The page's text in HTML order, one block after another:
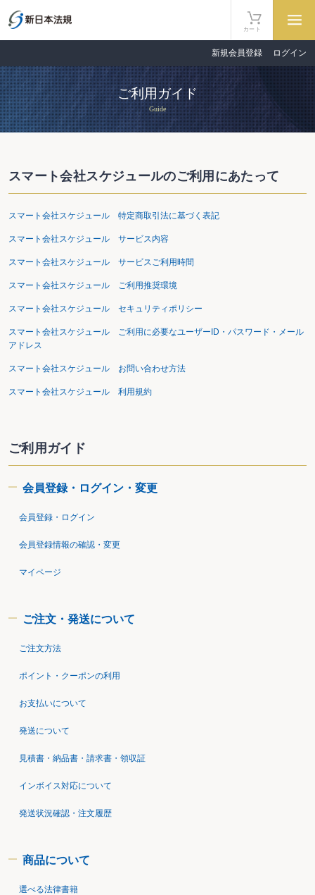
カート
新規会員登録 ログイン
ご利用ガイド
Guide
スマート会社スケジュールのご利用にあたって
スマート会社スケジュール 特定商取引法に基づく表記
スマート会社スケジュール サービス内容
スマート会社スケジュール サービスご利用時間
スマート会社スケジュール ご利用推奨環境
スマート会社スケジュール セキュリティポリシー
スマート会社スケジュール ご利用に必要なユーザーID・パスワード・メール
アドレス
スマート会社スケジュール お問い合わせ方法
スマート会社スケジュール 利用規約
ご利用ガイド
会員登録・ログイン・変更
会員登録・ログイン
会員登録情報の確認・変更
マイページ
ご注文・発送について
ご注文方法
ポイント・クーポンの利用
お支払いについて
発送について
見積書・納品書・請求書・領収証
インボイス対応について
発送状況確認・注文履歴
商品について
選べる法律書籍